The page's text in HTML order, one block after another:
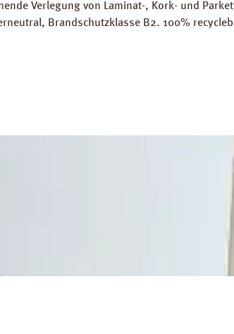
Verlegung von Laminat-, Kork- und
Brandschutzklasse B2. 100%
Breite 2 m, Stärke 200 mµ. Gewicht als